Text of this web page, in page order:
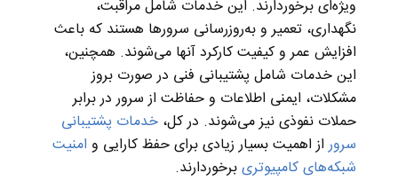
ویژه‌ای برخوردارند. این خدمات شامل مراقبت،
نگهداری، تعمیر و به‌روزرسانی سرورها هستند که باعث
افزایش عمر و کیفیت کارکرد آنها می‌شوند. همچنین،
این خدمات شامل پشتیبانی فنی در صورت بروز
مشکلات، ایمنی اطلاعات و حفاظت از سرور در برابر
حملات نفوذی نیز می‌شوند. در کل،خدمات پشتیبانی
سروراز اهمیت بسیار زیادی برای حفظ کارایی و امنیت
شبکه‌های کامپیوتریبرخوردارند.